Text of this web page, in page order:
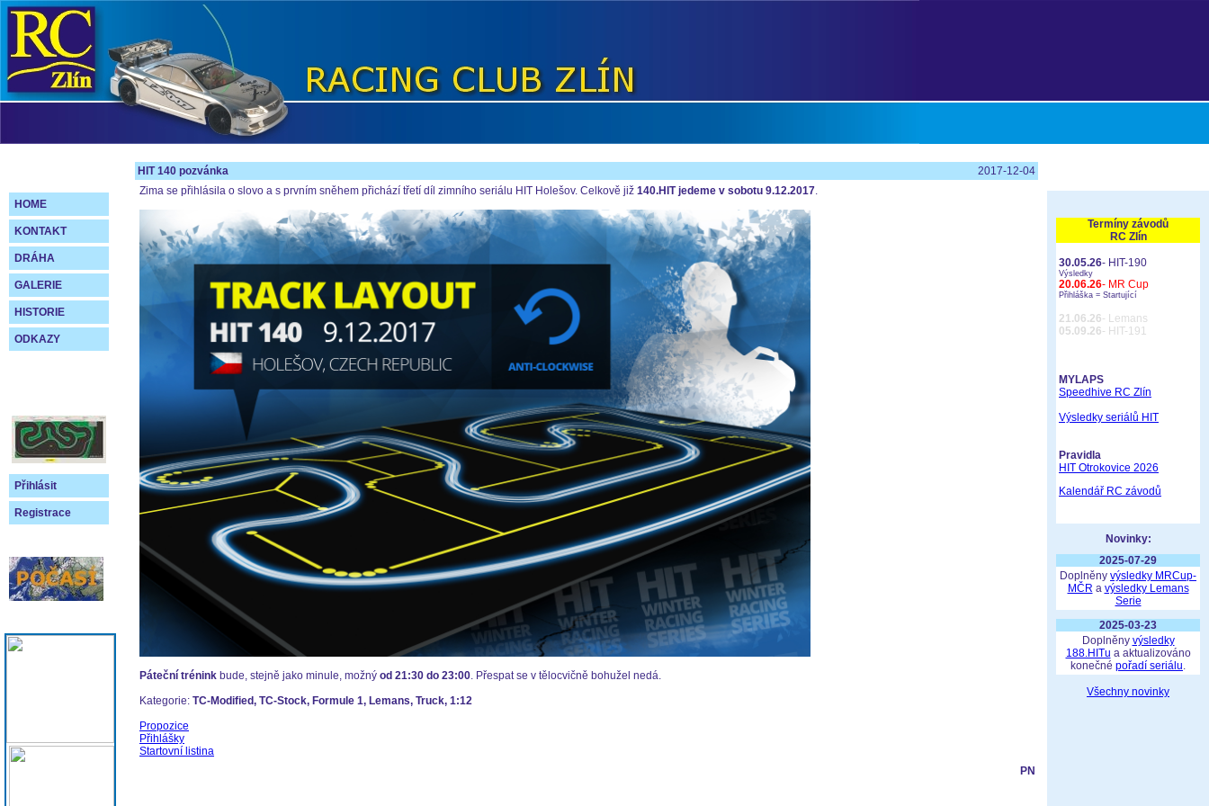
HOME
KONTAKT
DRÁHA
GALERIE
HISTORIE
ODKAZY
Přihlásit
Registrace
HIT 140 pozvánka
2017-12-04
Zima se přihlásila o slovo a s prvním sněhem přichází třetí díl zimního seriálu HIT Holešov. Celkově již 140.HIT jedeme v sobotu 9.12.2017.
Páteční trénink bude, stejně jako minule, možný od 21:30 do 23:00. Přespat se v tělocvičně bohužel nedá.
Kategorie: TC-Modified, TC-Stock, Formule 1, Lemans, Truck, 1:12
Propozice
Přihlášky
Startovní listina
PN
Termíny závodů
RC Zlín
30.05.26- HIT-190
Výsledky
20.06.26- MR Cup
Přihláška = Startující
21.06.26- Lemans
05.09.26- HIT-191
MYLAPS
Speedhive RC Zlín
Výsledky seriálů HIT
Pravidla
HIT Otrokovice 2026
Kalendář RC závodů
Novinky:
2025-07-29
Doplněny výsledky MRCup-
MČR a výsledky Lemans
Serie
2025-03-23
Doplněny výsledky
188.HITu a aktualizováno
konečné pořadí seriálu.
Všechny novinky